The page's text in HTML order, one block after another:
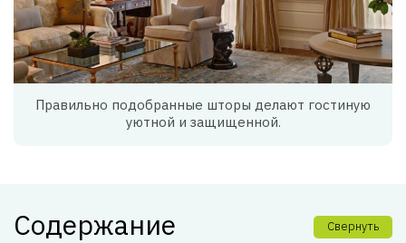
Правильно подобранные шторы делают гостиную
уютной и защищенной.
Содержание Свернуть